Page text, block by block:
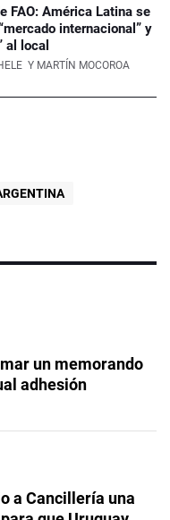
FAO: América Latina se
internacional” y
al local
Y MARTÍN MOCOROA
un memorando
adhesión
a Cancillería una